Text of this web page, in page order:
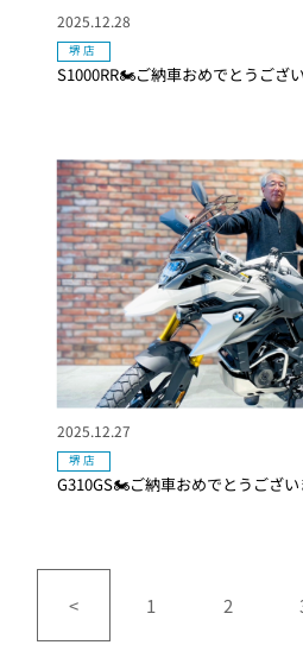
S1000RR🏍ご納車おめでとうござい
2025.12.28
堺店
G310GS🏍ご納車おめでとうござい
2025.12.27
堺店
< 1 2